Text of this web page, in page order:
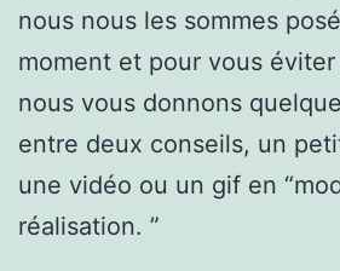
nous nous les sommes
moment et pour vous éviter
nous vous donnons
entre deux conseils, un
une vidéo ou un gif en
réalisation. ”